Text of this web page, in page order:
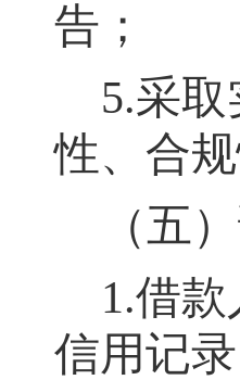
告 ；
5.采
性、合
（五
1.借
信用记